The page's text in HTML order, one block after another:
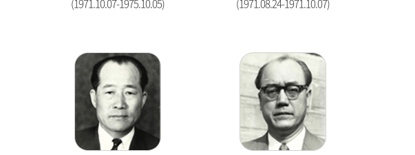
(1971.10.07-1975.10.05)
(1971.08.24-1971.10.07)